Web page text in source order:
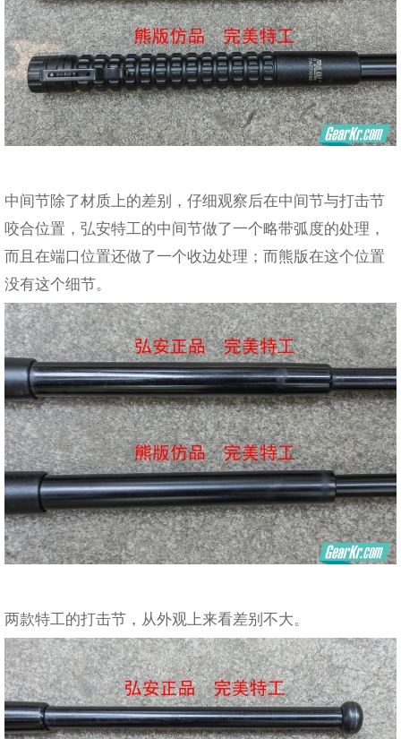
中间节除了材质上的差别，仔细观察后在中间节与打击节
咬合位置，弘安特工的中间节做了一个略带弧度的处理，
而且在端口位置还做了一个收边处理；而熊版在这个位置
没有这个细节。
两款特工的打击节，从外观上来看差别不大。